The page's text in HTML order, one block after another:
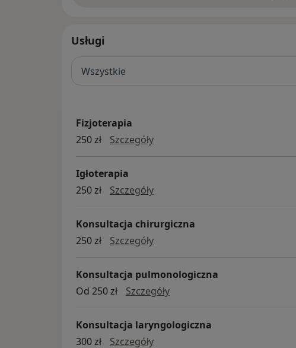
Usługi
Wszystkie
Fizjoterapia
250 zł
Szczegółyfizjoterapia
Igłoterapia
250 zł
Szczegółyigłoterapia
Konsultacja chirurgiczna
250 zł
SzczegółyKonsultacja chirurgiczna
Konsultacja pulmonologiczna
Od 250 zł
SzczegółyKonsultacja pulmonologiczna
Konsultacja laryngologiczna
300 zł
Szczegółykonsultacja laryngologiczna